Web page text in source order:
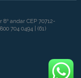
andar CEP 70712-
704 0494 | (61)